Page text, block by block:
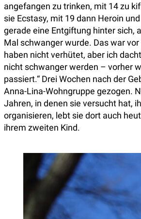
angefangen zu trinken, mit 14 zu
sie Ecstasy, mit 19 dann Heroin
gerade eine Entgiftung hinter sich,
Mal schwanger wurde. Das war vor
haben nicht verhütet, aber ich
nicht schwanger werden – vorher
passiert.“ Drei Wochen nach der
Anna-Lina-Wohngruppe gezogen.
Jahren, in denen sie versucht hat,
organisieren, lebt sie dort auch
ihrem zweiten Kind.